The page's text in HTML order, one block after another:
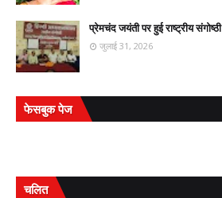
प्रेमचंद जयंती पर हुई राष्ट्रीय संगोष्ठी
जुलाई 31, 2026
फेसबुक पेज
चलित